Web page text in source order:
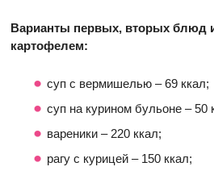
Варианты первых, вторых блюд
картофелем:
суп с вермишелью – 69 ккал;
суп на курином бульоне – 50
вареники – 220 ккал;
рагу с курицей – 150 ккал;